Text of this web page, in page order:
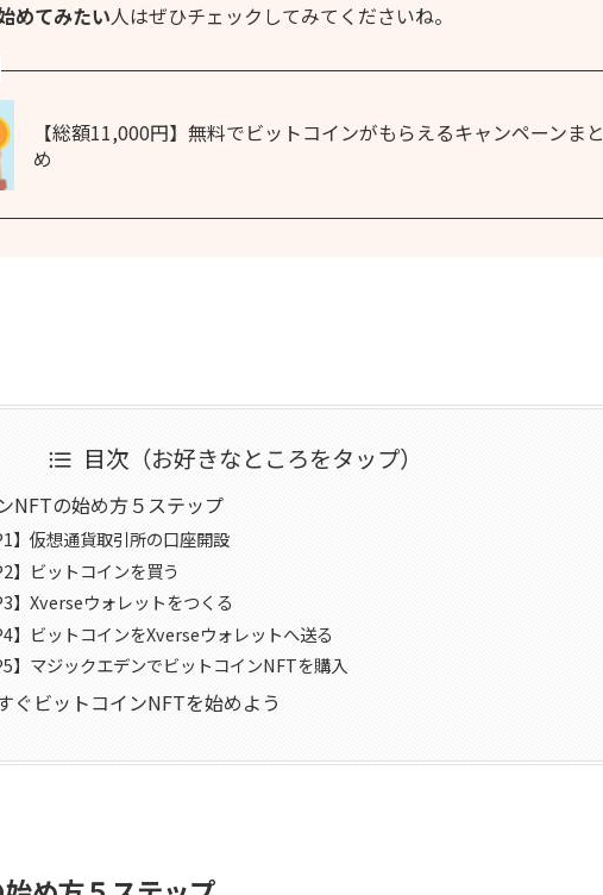
めてみたい人はぜひチェックしてみてくださいね。
【総額11,000円】無料でビットコインがもらえるキャンペーンまと
め
目次（お好きなところをタップ）
NFTの始め方５ステップ
】仮想通貨取引所の口座開設
】ビットコインを買う
】Xverseウォレットをつくる
】ビットコインをXverseウォレットへ送る
】マジックエデンでビットコインNFTを購入
ぐビットコインNFTを始めよう